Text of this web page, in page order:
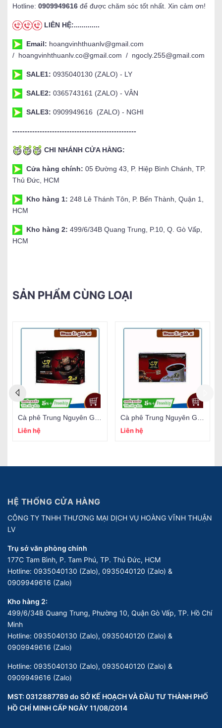
Hotline: 0909949616 để được chăm sóc tốt nhất. Xin cảm ơn!
LIÊN HỆ:.............
Email: hoangvinhthuanlv@gmail.com
/ hoangvinhthuanlv.co@gmail.com / ngocly.255@gmail.com
SALE1: 0935040130 (ZALO) - LY
SALE2: 0365743161 (ZALO) - VÂN
SALE3: 0909949616 (ZALO) - NGHI
--------------------------------------------------
CHI NHÁNH CỬA HÀNG:
Cửa hàng chính: 05 Đường 43, P. Hiệp Bình Chánh, TP.
Thủ Đức, HCM
Kho hàng 1: 248 Lê Thánh Tôn, P. Bến Thành, Quận 1,
HCM
Kho hàng 2: 499/6/34B Quang Trung, P.10, Q. Gò Vấp,
HCM
SẢN PHẨM CÙNG LOẠI
Liên hệ
Liên hệ
HỆ THỐNG CỬA HÀNG
CÔNG TY TNHH THƯƠNG MẠI DỊCH VỤ HOÀNG VĨNH THUẬN
LV
Trụ sở văn phòng chính
177C Tam Bình, P. Tam Phú, TP. Thủ Đức, HCM
Hotline: 0935040130 (Zalo), 0935040120 (Zalo) &
0909949616 (Zalo)
Kho hàng 2:
499/6/34B Quang Trung, Phường 10, Quận Gò Vấp, TP. Hồ Chí
Minh
Hotline: 0935040130 (Zalo), 0935040120 (Zalo) &
0909949616 (Zalo)
Hotline: 0935040130 (Zalo), 0935040120 (Zalo) &
0909949616 (Zalo)
MST: 0312887789 do SỞ KẾ HOẠCH VÀ ĐẦU TƯ THÀNH PHỐ
HỒ CHÍ MINH CẤP NGÀY 11/08/2014